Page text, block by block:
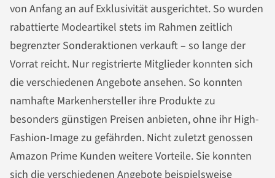
von Anfang an auf Exklusivität ausgerichtet. So wurden
rabattierte Modeartikel stets im Rahmen zeitlich
begrenzter Sonderaktionen verkauft – so lange der
Vorrat reicht. Nur registrierte Mitglieder konnten sich
die verschiedenen Angebote ansehen. So konnten
namhafte Markenhersteller ihre Produkte zu
besonders günstigen Preisen anbieten, ohne ihr High-
Fashion-Image zu gefährden. Nicht zuletzt genossen
Amazon Prime Kunden weitere Vorteile. Sie konnten
sich die verschiedenen Angebote beispielsweise